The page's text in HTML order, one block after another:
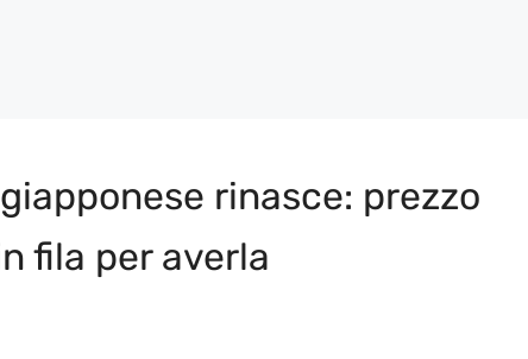
rinasce: prezzo
fila per averla